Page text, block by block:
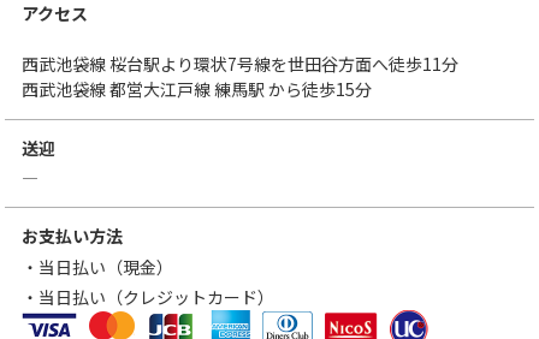
アクセス
西武池袋線 桜台駅より環状7号線を世田谷方面へ徒歩11分
西武池袋線 都営大江戸線 練馬駅 から徒歩15分
送迎
―
お支払い方法
・当日払い（現金）
・当日払い（クレジットカード）
VISA
MasterCard
JCB アメリカン・エキスプレス
ダイナースクラブカード
三菱UFJニコス
UCカード